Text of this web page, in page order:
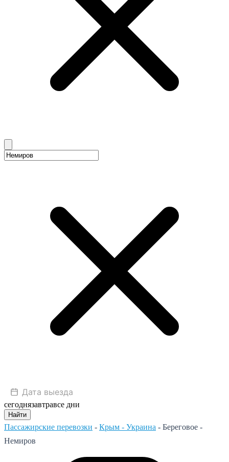
сегоднязавтравсе дни
Найти
Пассажирские перевозки - Крым - Украина - Береговое -
Немиров